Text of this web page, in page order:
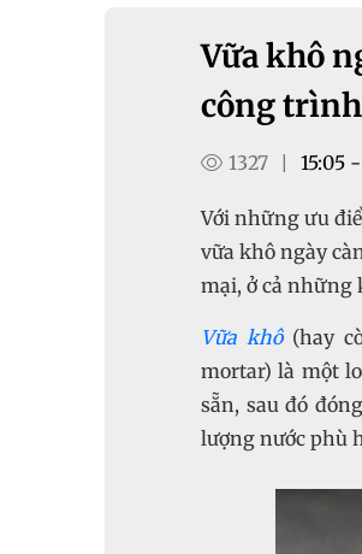
Vữa khô
công
1327 15:05
Với những ưu
vữa khô ngày
mại, ở cả những
Vữa khô (hay
mortar) là một
sẵn, sau đó
lượng nước phù